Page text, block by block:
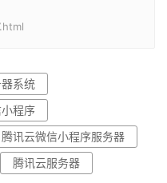
系统
程序
腾讯云微信小程序服务器
腾讯云服务器